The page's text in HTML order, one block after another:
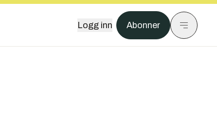
Logg inn Abonner